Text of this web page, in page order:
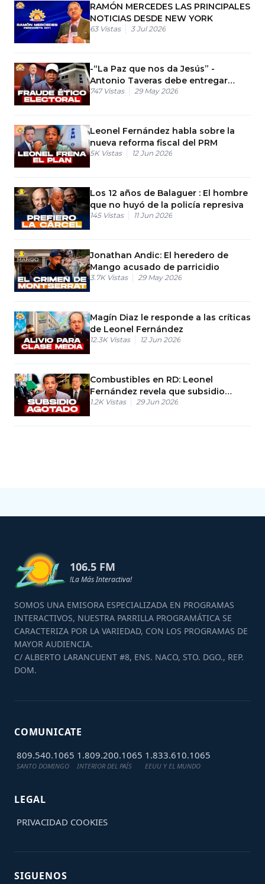
RAMÓN MERCEDES LAS PRINCIPALES
NOTICIAS DESDE NEW YORK
63 Vistas 3 Jul 2026
-“La Paz que nos da Jesús” -
Antonio Taveras debe entregar
senaduría al PRM
747 Vistas 29 May 2026
Leonel Fernández habla sobre la
nueva reforma fiscal del PRM
5K Vistas 12 Jun 2026
Los 12 años de Balaguer : El hombre
que no huyó de la policía represiva
145 Vistas 11 Jun 2026
Jonathan Andic: El heredero de
Mango acusado de parricidio
3.7K Vistas 29 May 2026
Magín Diaz le responde a las críticas
de Leonel Fernández
12.3K Vistas 12 Jun 2026
Combustibles en RD: Leonel
Fernández revela que subsidio
anual se agotó en julio
1.2K Vistas 29 Jun 2026
106.5 FM
!La Más Interactiva!
SOMOS UNA EMISORA ESPECIALIZADA EN PROGRAMAS
INTERACTIVOS, NUESTRA PARRILLA PROGRAMÁTICA SE
CARACTERIZA POR LA VARIEDAD, CON LOS PROGRAMAS DE
MAYOR AUDIENCIA.
C/ ALBERTO LARANCUENT #8, ENS. NACO, STO. DGO., REP.
DOM.
COMUNICATE
809.540.1065
SANTO DOMINGO
1.809.200.1065
INTERIOR DEL PAÍS
1.833.610.1065
EEUU Y EL MUNDO
LEGAL
PRIVACIDAD COOKIES
SIGUENOS